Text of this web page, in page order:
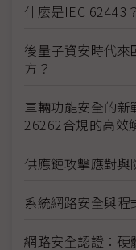
什麼是IEC 62443
後量子資安時代
方？
車輛功能安全的新
26262合規的高效
供應鏈攻擊應對
系統網路安全與
網路安全認證：硬